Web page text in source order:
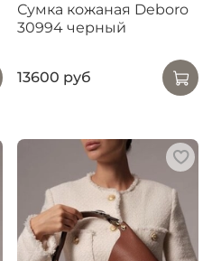
Сумка кожаная Deboro
30994 черный
13600 руб